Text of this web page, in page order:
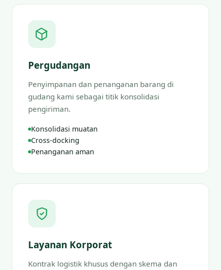
Pergudangan
Penyimpanan dan penanganan barang di
gudang kami sebagai titik konsolidasi
pengiriman.
Konsolidasi muatan
Cross-docking
Penanganan aman
Layanan Korporat
Kontrak logistik khusus dengan skema dan